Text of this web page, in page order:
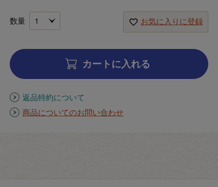
お気に入りに登録
カートに入れる
返品特約について
商品についてのお問い合わせ